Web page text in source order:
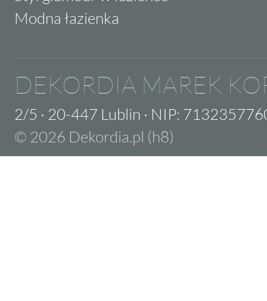
Modna łazienka
DEKORDIA MAREK
2/5 · 20-447 Lublin · NIP:
© 2026 Dekordia.pl (h8)